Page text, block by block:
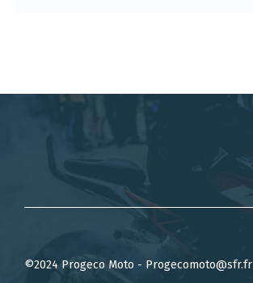
©2024 Progeco Moto - Progecomoto@sfr.fr